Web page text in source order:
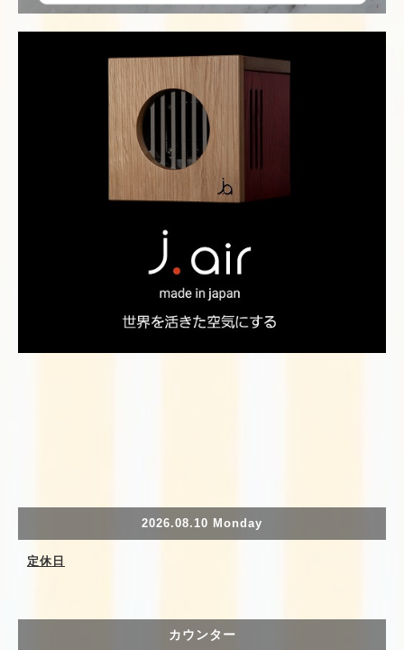
2026.08.10 Monday
定休日
カウンター